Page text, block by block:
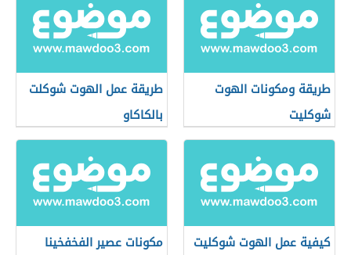
طريقة ومكونات الهوت
شوكليت
طريقة عمل الهوت شوكلت
بالكاكاو
كيفية عمل الهوت شوكليت مكونات عصير الفخفخينا